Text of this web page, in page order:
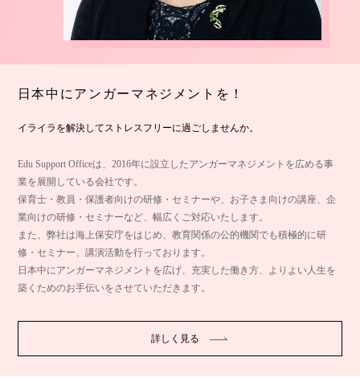
日本中にアンガーマネジメントを！
イライラを解決してストレスフリーに過ごしませんか。
Edu Support Officeは、2016年に設立したアンガーマネジメントを広める事
業を展開している会社です。
保育士・教員・保護者向けの研修・セミナーや、お子さま向けの講座、企
業向けの研修・セミナーなど、幅広くご対応いたします。
また、弊社は海上保安庁をはじめ、教育関係の公的機関でも積極的に研
修・セミナー、講演活動を行っております。
日本中にアンガーマネジメントを広げ、充実した働き方、よりよい人生を
築くためのお手伝いをさせていただきます。
詳しく見る